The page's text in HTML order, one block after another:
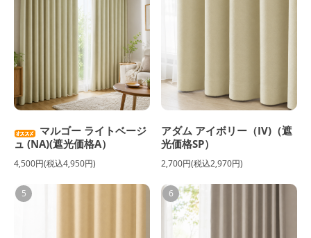
マルゴー ライトベージ
ュ (NA)(遮光価格A）
4,500円(税込4,950円)
アダム アイボリー（IV)（遮
光価格SP）
2,700円(税込2,970円)
5 6